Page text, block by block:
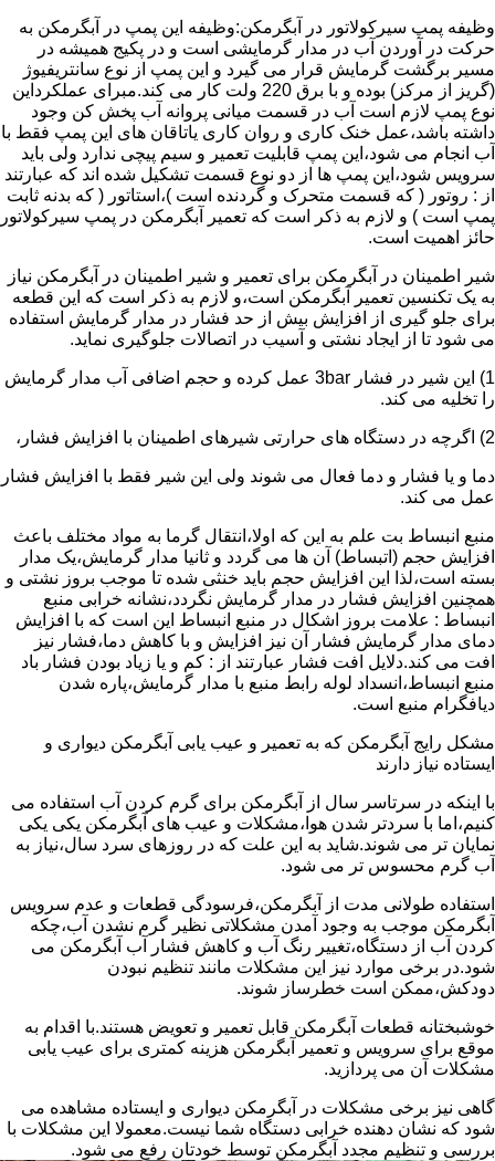
وظیفه پمپ سیرکولاتور در آبگرمکن:وظیفه این پمپ در آبگرمکن به
حرکت در آوردن آب در مدار گرمایشی است و در پکیج همیشه در
مسیر برگشت گرمایش قرار می گیرد و این پمپ از نوع سانتریفیوژ
(گریز از مرکز) بوده و با برق 220 ولت کار می کند.مبرای عملکرداین
نوع پمپ لازم است آب در قسمت میانی پروانه آب پخش کن وجود
داشته باشد،عمل خنک کاری و روان کاری یاتاقان های این پمپ فقط با
آب انجام می شود،این پمپ قابلیت تعمیر و سیم پیچی ندارد ولی باید
سرویس شود،این پمپ ها از دو نوع قسمت تشکیل شده اند که عبارتند
از : روتور ( که قسمت متحرک و گردنده است )،استاتور ( که بدنه ثابت
پمپ است ) و لازم به ذکر است که تعمیر آبگرمکن در پمپ سیرکولاتور
حائز اهمیت است.
شیر اطمینان در آبگرمکن برای تعمیر و شیر اطمینان در آبگرمکن نیاز
به یک تکنسین تعمیر آبگرمکن است،و لازم به ذکر است که این قطعه
برای جلو گیری از افزایش بیش از حد فشار در مدار گرمایش استفاده
می شود تا از ایجاد نشتی و آسیب در اتصالات جلوگیری نماید.
1) این شیر در فشار 3bar عمل کرده و حجم اضافی آب مدار گرمایش
را تخلیه می کند.
2) اگرچه در دستگاه های حرارتی شیرهای اطمینان با افزایش فشار،
دما و یا فشار و دما فعال می شوند ولی این شیر فقط با افزایش فشار
عمل می کند.
منبع انبساط بت علم به این که اولا،انتقال گرما به مواد مختلف باعث
افزایش حجم (اتبساط) آن ها می گردد و ثانیا مدار گرمایش،یک مدار
بسته است،لذا این افزایش حجم باید خنثی شده تا موجب بروز نشتی و
همچنین افزایش فشار در مدار گرمایش نگردد،نشانه خرابی منبع
انبساط : علامت بروز اشکال در منبع انبساط این است که با افزایش
دمای مدار گرمایش فشار آن نیز افزایش و با کاهش دما،فشار نیز
افت می کند.دلایل افت فشار عبارتند از : کم و یا زیاد بودن فشار باد
منبع انبساط،انسداد لوله رابط منبع با مدار گرمایش،پاره شدن
دیافگرام منبع است.
مشکل رایج آبگرمکن که به تعمیر و عیب یابی آبگرمکن دیواری و
ایستاده نیاز دارند
با اینکه در سرتاسر سال از آبگرمکن برای گرم کردن آب استفاده می
کنیم،اما با سردتر شدن هوا،مشکلات و عیب های آبگرمکن یکی یکی
نمایان تر می شوند.شاید به این علت که در روزهای سرد سال،نیاز به
آب گرم محسوس تر می شود.
استفاده طولانی مدت از آبگرمکن،فرسودگی قطعات و عدم سرویس
آبگرمکن موجب به وجود آمدن مشکلاتی نظیر گرم نشدن آب،چکه
کردن آب از دستگاه،تغییر رنگ آب و کاهش فشار آب آبگرمکن می
شود.در برخی موارد نیز این مشکلات مانند تنظیم نبودن
دودکش،ممکن است خطرساز شوند.
خوشبختانه قطعات آبگرمکن قابل تعمیر و تعویض هستند.با اقدام به
موقع برای سرویس و تعمیر آبگرمکن هزینه کمتری برای عیب یابی
مشکلات آن می پردازید.
گاهی نیز برخی مشکلات در آبگرمکن دیواری و ایستاده مشاهده می
شود که نشان دهنده خرابی دستگاه شما نیست.معمولا این مشکلات با
بررسی و تنظیم مجدد آبگرمکن توسط خودتان رفع می شود.